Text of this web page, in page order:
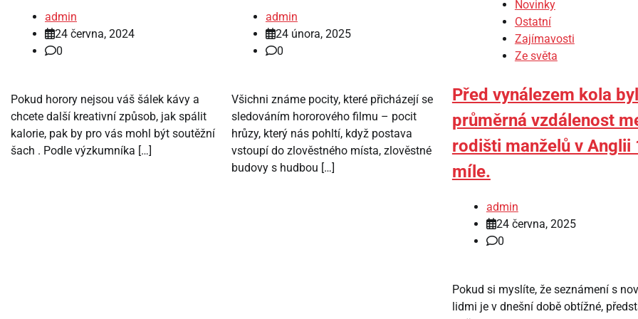
admin
24 června, 2024
0
Pokud horory nejsou váš šálek kávy a
chcete další kreativní způsob, jak spálit
kalorie, pak by pro vás mohl být soutěžní
šach . Podle výzkumníka […]
admin
24 února, 2025
0
Všichni známe pocity, které přicházejí se
sledováním hororového filmu – pocit
hrůzy, který nás pohltí, když postava
vstoupí do zlověstného místa, zlověstné
budovy s hudbou […]
Novinky
Ostatní
Zajímavosti
Ze světa
Před vynálezem kola
průměrná vzdálenost
rodišti manželů v Anglii
míle.
admin
24 června, 2025
0
Pokud si myslíte, že seznámení s
lidmi je v dnešní době obtížné,